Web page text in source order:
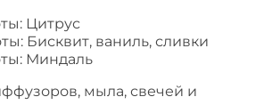
Цитрус
Бисквит, ваниль, сливки
Миндаль
мыла, свечей и